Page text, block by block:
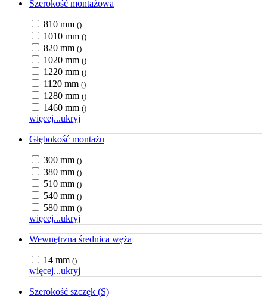
Szerokość montażowa
810 mm ()
1010 mm ()
820 mm ()
1020 mm ()
1220 mm ()
1120 mm ()
1280 mm ()
1460 mm ()
więcej...ukryj
Głębokość montażu
300 mm ()
380 mm ()
510 mm ()
540 mm ()
580 mm ()
więcej...ukryj
Wewnętrzna średnica węża
14 mm ()
więcej...ukryj
Szerokość szczęk (S)